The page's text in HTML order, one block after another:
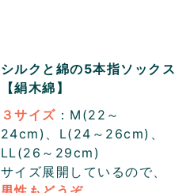
シルクと綿の5本指ソックス
【絹木綿】
３サイズ ：M(22～
24cm)、L(24～26cm)、
LL(26～29cm)
サイズ展開しているので、